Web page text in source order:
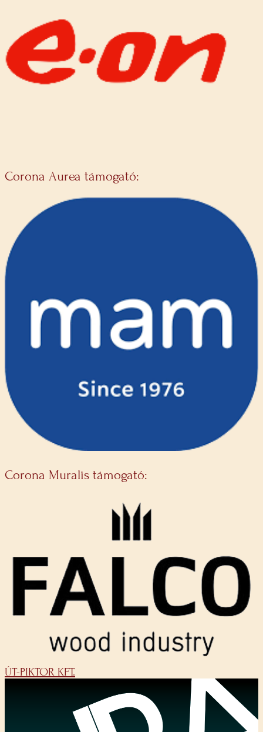
Corona Aurea támogató:
Corona Muralis támogató:
ÚT-PIKTOR KFT.